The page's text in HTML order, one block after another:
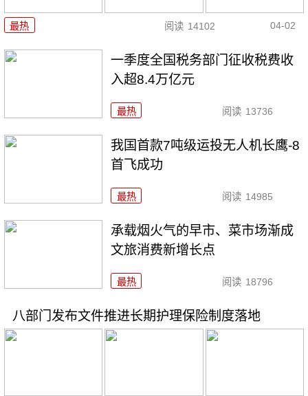
最热 阅读 14102 04-02
一季度全国税务部门征收税费收
入超8.4万亿元
最热 阅读 13736
我国首款7吨级运投无人机长鹰-8
首飞成功
最热 阅读 14985
承载烟火气的早市、菜市场渐成
文旅消费新增长点
最热 阅读 18796
八部门发布文件推进长期护理保险制度落地